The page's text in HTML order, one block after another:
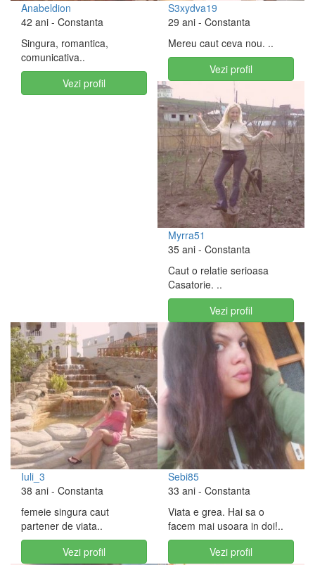
Anabeldion
42 ani - Constanta
Singura, romantica,
comunicativa..
Vezi profil
S3xydva19
29 ani - Constanta
Mereu caut ceva nou. ..
Vezi profil
Myrra51
35 ani - Constanta
Caut o relatie serioasa
Casatorie. ..
Vezi profil
Iuli_3
38 ani - Constanta
femeie singura caut
partener de viata..
Vezi profil
Sebi85
33 ani - Constanta
Viata e grea. Hai sa o
facem mai usoara in doi!..
Vezi profil